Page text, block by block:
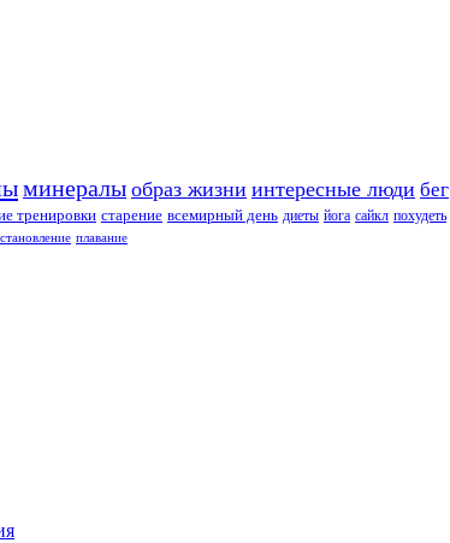
минералы образ жизни интересные люди бег
тренировки старение всемирный день диеты йога сайкл похудеть
плавание